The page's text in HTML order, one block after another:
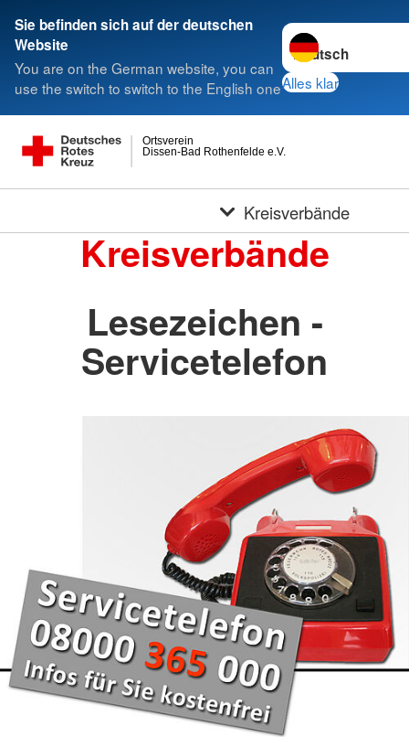
Sie befinden sich auf der deutschen
Website
You are on the German website, you can
use the switch to switch to the English one
Sprache wechseln
Alles klar
Dissen-Bad Rothenfelde e.V.
Ortsverein
Kreisverbände
Kreisverbände
Lesezeichen -
Servicetelefon